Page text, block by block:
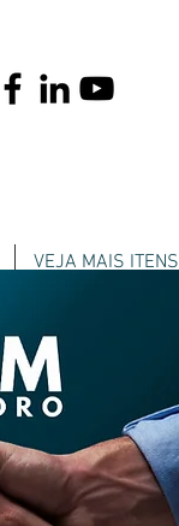
VEJA MAIS ITENS